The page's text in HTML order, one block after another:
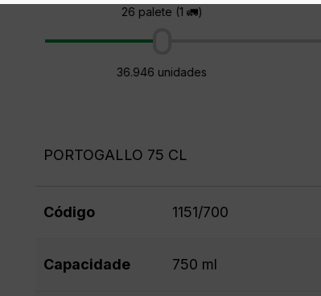
26 palete (1 🚛)
36.946 unidades
PORTOGALLO 75 CL
Código 1151/700
Capacidade 750 ml